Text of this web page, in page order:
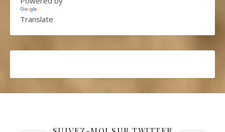
Translate